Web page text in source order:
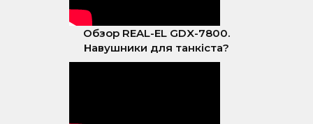
Обзор REAL-EL GDX-7800.
Навушники для танкіста?